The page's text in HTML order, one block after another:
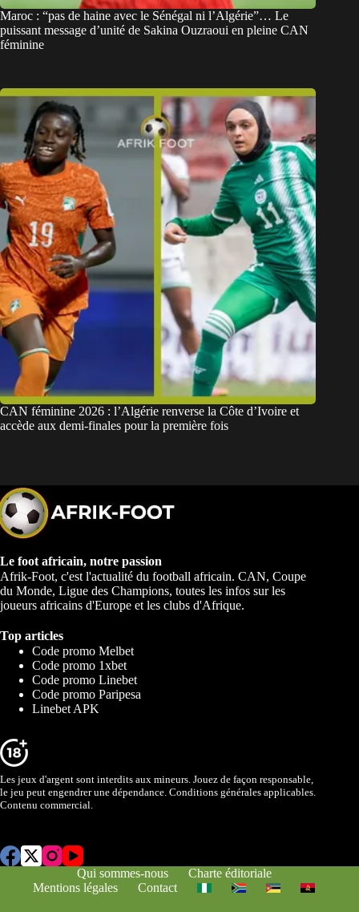
Maroc : “pas de haine avec le Sénégal ni l’Algérie”… Le
puissant message d’unité de Sakina Ouzraoui en pleine CAN
féminine
CAN féminine 2026 : l’Algérie renverse la Côte d’Ivoire et
accède aux demi-finales pour la première fois
Le foot africain, notre passion
Afrik-Foot, c'est l'actualité du football africain. CAN, Coupe
du Monde, Ligue des Champions, toutes les infos sur les
joueurs africains d'Europe et les clubs d'Afrique.
Top articles
Code promo Melbet
Code promo 1xbet
Code promo Linebet
Code promo Paripesa
Linebet APK
Les jeux d'argent sont interdits aux mineurs. Jouez de façon responsable,
le jeu peut engendrer une dépendance. Conditions générales applicables.
Contenu commercial.
Qui sommes-nous
Charte éditoriale
Mentions légales
Contact